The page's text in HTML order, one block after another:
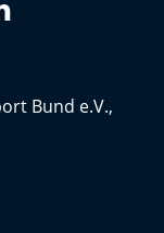
Bund e.V.,
werden.